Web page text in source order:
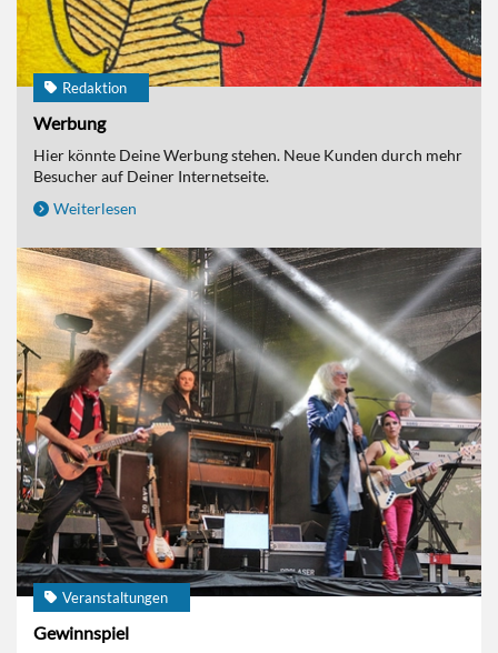
Redaktion
Werbung
Hier könnte Deine Werbung stehen. Neue Kunden durch mehr
Besucher auf Deiner Internetseite.
Weiterlesen
Veranstaltungen
Gewinnspiel